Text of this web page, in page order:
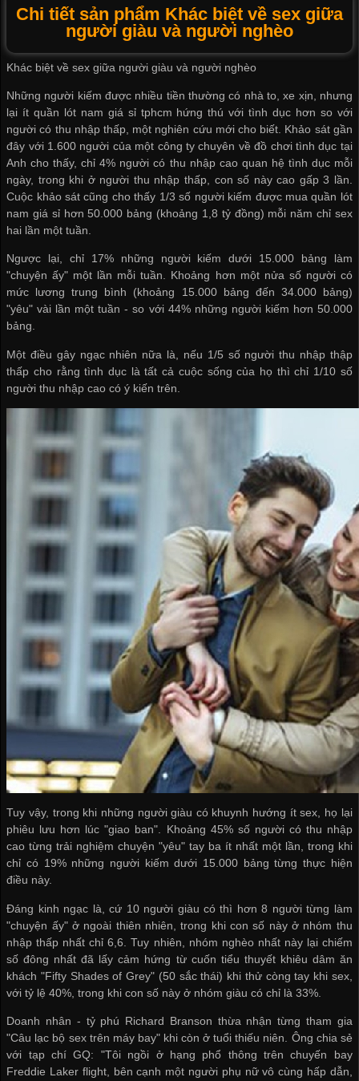
Chi tiết sản phẩm Khác biệt về sex giữa
người giàu và người nghèo
Khác biệt về sex giữa người giàu và người nghèo
Những người kiếm được nhiều tiền thường có nhà to, xe xịn, nhưng
lại ítquần lót nam giá sỉ tphcm hứng thú với tình dục hơn so với
người có thu nhập thấp, một nghiên cứu mới cho biết. Khảo sát gần
đây với 1.600 người của một công ty chuyên về đồ chơi tình dục tại
Anh cho thấy, chỉ 4% người có thu nhập cao quan hệ tình dục mỗi
ngày, trong khi ở người thu nhập thấp, con số này cao gấp 3 lần.
Cuộc khảo sát cũng cho thấy 1/3 số người kiếm được mua quần lót
nam giá sỉhơn 50.000 bảng (khoảng 1,8 tỷ đồng) mỗi năm chỉ sex
hai lần một tuần.
Ngược lại, chỉ 17% những người kiếm dưới 15.000 bảng làm
"chuyện ấy" một lần mỗi tuần. Khoảng hơn một nửa số người có
mức lương trung bình (khoảng 15.000 bảng đến 34.000 bảng)
"yêu" vài lần một tuần - so với 44% những người kiếm hơn 50.000
bảng.
Một điều gây ngạc nhiên nữa là, nếu 1/5 số người thu nhập thập
thấp cho rằng tình dục là tất cả cuộc sống của họ thì chỉ 1/10 số
người thu nhập cao có ý kiến trên.
Tuy vậy, trong khi những người giàu có khuynh hướng ít sex, họ lại
phiêu lưu hơn lúc "giao ban". Khoảng 45% số người có thu nhập
cao từng trải nghiệm chuyện "yêu" tay ba ít nhất một lần, trong khi
chỉ có 19% những người kiếm dưới 15.000 bảng từng thực hiện
điều này.
Đáng kinh ngạc là, cứ 10 người giàu có thì hơn 8 người từng làm
"chuyện ấy" ở ngoài thiên nhiên, trong khi con số này ở nhóm thu
nhập thấp nhất chỉ 6,6. Tuy nhiên, nhóm nghèo nhất này lại chiếm
số đông nhất đã lấy cảm hứng từ cuốn tiểu thuyết khiêu dâm ăn
khách "Fifty Shades of Grey" (50 sắc thái) khi thử còng tay khi sex,
với tỷ lệ 40%, trong khi con số này ở nhóm giàu có chỉ là 33%.
Doanh nhân - tỷ phú Richard Branson thừa nhận từng tham gia
"Câu lạc bộ sex trên máy bay" khi còn ở tuổi thiếu niên. Ông chia sẻ
với tạp chí GQ: "Tôi ngồi ở hạng phổ thông trên chuyến bay
Freddie Laker flight, bên cạnh một người phụ nữ vô cùng hấp dẫn,